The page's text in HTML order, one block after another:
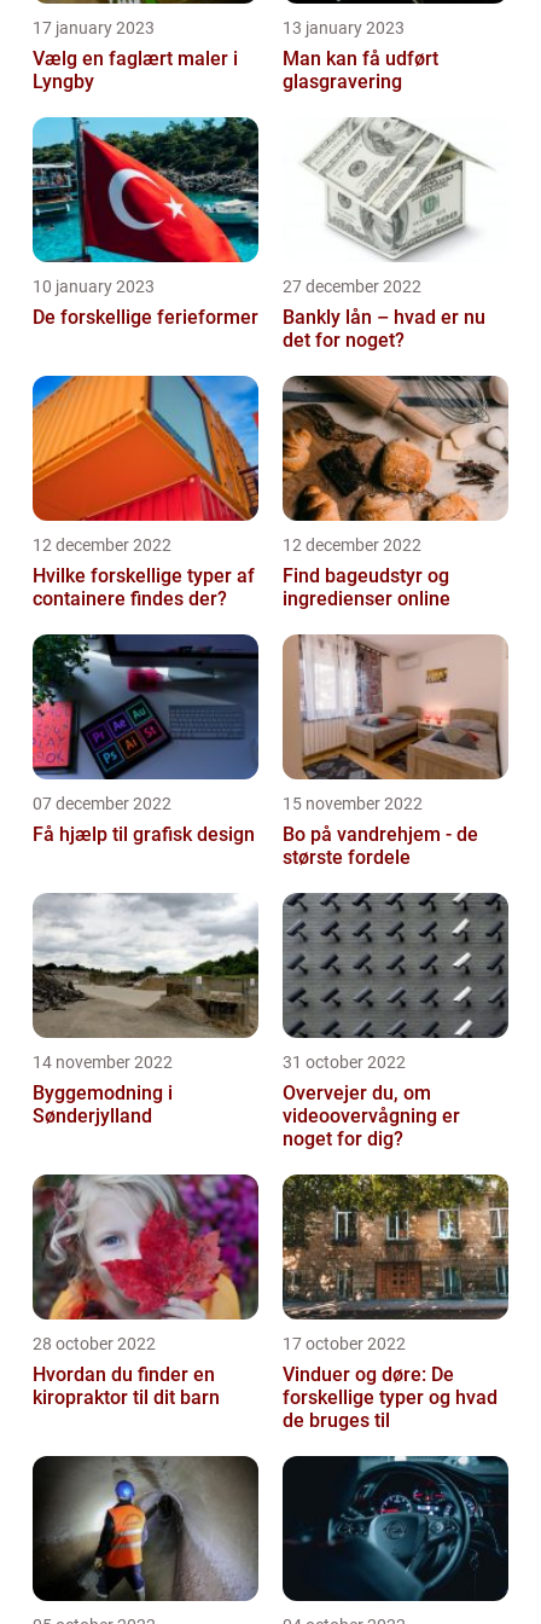
17 january 2023
Vælg en faglært maler i
Lyngby
13 january 2023
Man kan få udført
glasgravering
10 january 2023
De forskellige ferieformer
27 december 2022
Bankly lån – hvad er nu
det for noget?
12 december 2022
Hvilke forskellige typer af
containere findes der?
12 december 2022
Find bageudstyr og
ingredienser online
07 december 2022
Få hjælp til grafisk design
15 november 2022
Bo på vandrehjem - de
største fordele
14 november 2022
Byggemodning i
Sønderjylland
31 october 2022
Overvejer du, om
videoovervågning er
noget for dig?
28 october 2022
Hvordan du finder en
kiropraktor til dit barn
17 october 2022
Vinduer og døre: De
forskellige typer og hvad
de bruges til